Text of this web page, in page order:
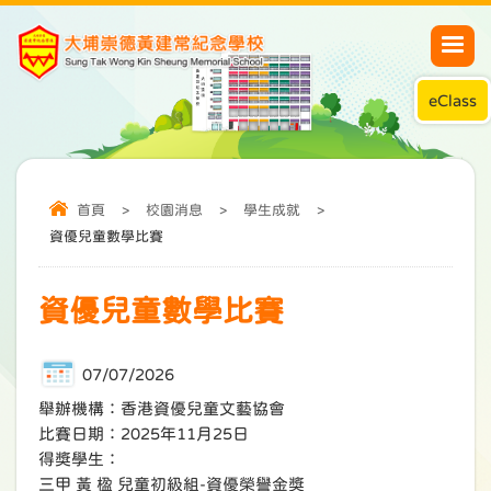
eClass
首頁 > 校園消息 > 學生成就
>
資優兒童數學比賽
資優兒童數學比賽
07/07/2026
舉辦機構：香港資優兒童文藝協會
比賽日期：2025年11月25日
得獎學生：
三甲 黃 楹 兒童初級組-資優榮譽金獎